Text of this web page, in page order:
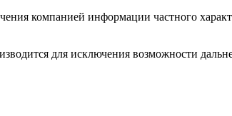
компанией информации частного
для исключения возможности